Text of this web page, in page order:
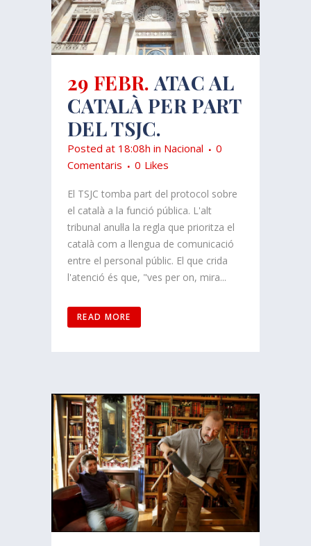
29 FEBR. ATAC AL
CATALÀ PER PART
DEL TSJC.
Posted at 18:08h in Nacional
0
Comentaris
0 Likes
El TSJC tomba part del protocol sobre
el català a la funció pública. L'alt
tribunal anul·la la regla que prioritza el
català com a llengua de comunicació
entre el personal públic. El que crida
l'atenció és que, "ves per on, mira...
READ MORE